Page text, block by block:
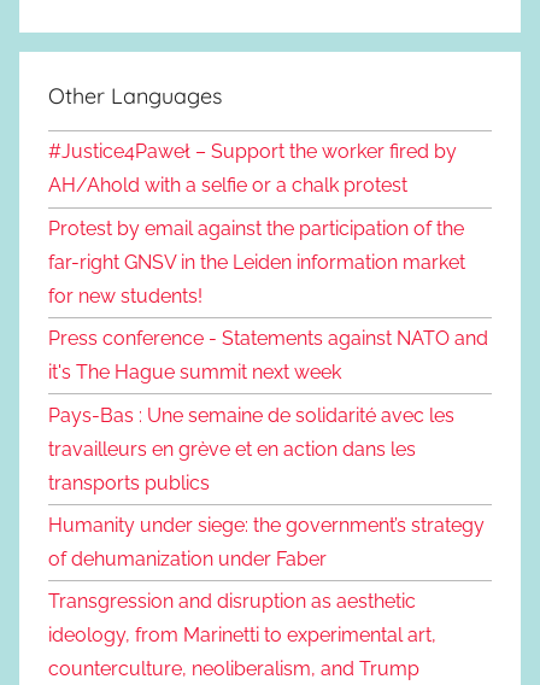
Other Languages
#Justice4Paweł – Support the worker fired by
AH/Ahold with a selfie or a chalk protest
Protest by email against the participation of the
far-right GNSV in the Leiden information market
for new students!
Press conference - Statements against NATO and
it's The Hague summit next week
Pays-Bas : Une semaine de solidarité avec les
travailleurs en grève et en action dans les
transports publics
Humanity under siege: the government’s strategy
of dehumanization under Faber
Transgression and disruption as aesthetic
ideology, from Marinetti to experimental art,
counterculture, neoliberalism, and Trump